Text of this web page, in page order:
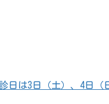
は3日（土）、4日（